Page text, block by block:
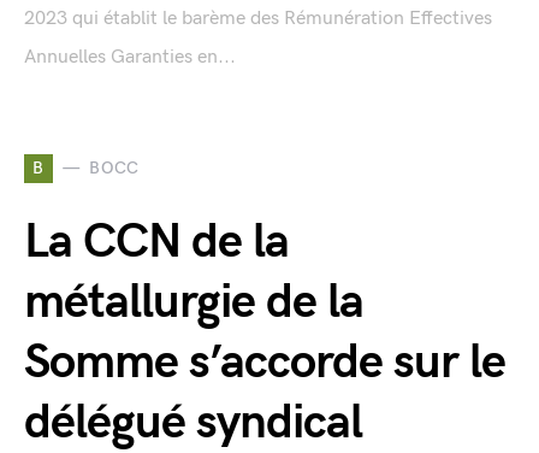
2023 qui établit le barème des Rémunération Effectives
Annuelles Garanties en...
B BOCC
La CCN de la
métallurgie de la
Somme s’accorde sur le
délégué syndical